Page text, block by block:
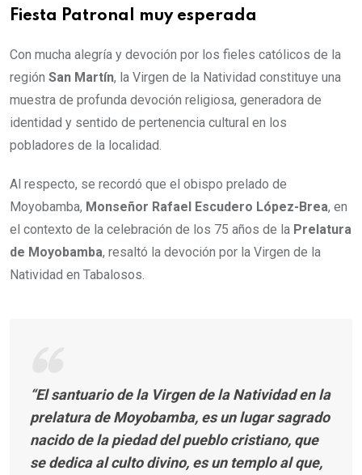
Fiesta Patronal muy esperada
Con mucha alegría y devoción por los fieles católicos de la
región San Martín, la Virgen de la Natividad constituye una
muestra de profunda devoción religiosa, generadora de
identidad y sentido de pertenencia cultural en los
pobladores de la localidad.
Al respecto, se recordó que el obispo prelado de
Moyobamba, Monseñor Rafael Escudero López-Brea, en
el contexto de la celebración de los 75 años de la Prelatura
de Moyobamba, resaltó la devoción por la Virgen de la
Natividad en Tabalosos.
“El santuario de la Virgen de la Natividad en la
prelatura de Moyobamba, es un lugar sagrado
nacido de la piedad del pueblo cristiano, que
se dedica al culto divino, es un templo al que,